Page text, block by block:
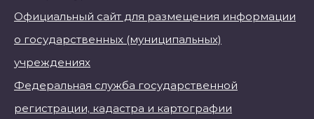
Официальный сайт для размещения информации
о государственных (муниципальных)
учреждениях
Федеральная служба государственной
регистрации, кадастра и картографии